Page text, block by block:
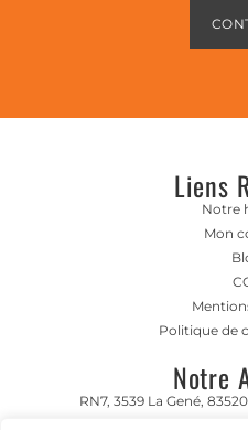
Liens
Notre
Mon
Politique de
Notre
RN7, 3539 La Gené,